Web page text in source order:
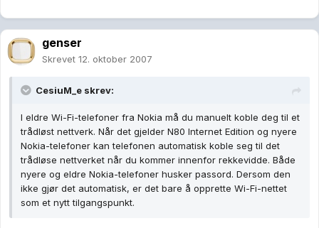
genser
Skrevet 12. oktober 2007
CesiuM_e skrev:
I eldre Wi-Fi-telefoner fra Nokia må du manuelt koble deg til et
trådløst nettverk. Når det gjelder N80 Internet Edition og nyere
Nokia-telefoner kan telefonen automatisk koble seg til det
trådløse nettverket når du kommer innenfor rekkevidde. Både
nyere og eldre Nokia-telefoner husker passord. Dersom den
ikke gjør det automatisk, er det bare å opprette Wi-Fi-nettet
som et nytt tilgangspunkt.